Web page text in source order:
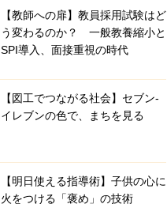
【教師への扉】教員採用試験はど
う変わるのか？ 一般教養縮小と
SPI導入、面接重視の時代
【図工でつながる社会】セブン‐
イレブンの色で、まちを見る
【明日使える指導術】子供の心に
火をつける「褒め」の技術